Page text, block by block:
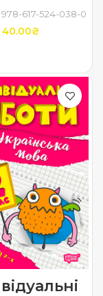
978-617-524-038-0
40.00₴